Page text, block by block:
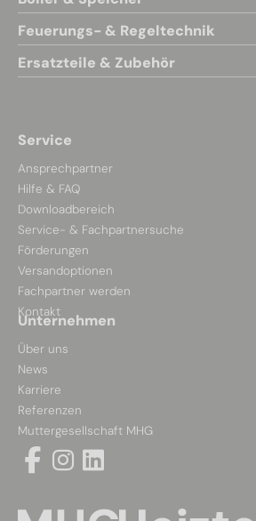
Feuerungs- & Regeltechnik
Ersatzteile & Zubehör
Service
Ansprechpartner
Hilfe & FAQ
Downloadbereich
Service- & Fachpartnersuche
Förderungen
Versandoptionen
Fachpartner werden
Kontakt
Unternehmen
Über uns
News
Karriere
Referenzen
Muttergesellschaft MHG